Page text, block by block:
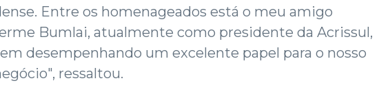
Entre os homenageados está o meu amigo
Bumlai, atualmente como presidente da Acrissul,
desempenhando um excelente papel para o nosso
ressaltou.